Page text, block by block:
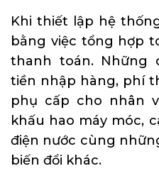
Khi thiết lập hệ
bằng việc tổng hợp
thanh toán. Những
tiền nhập hàng, phí
phụ cấp cho nhân
khấu hao máy móc,
điện nước cùng
biến đổi khác.